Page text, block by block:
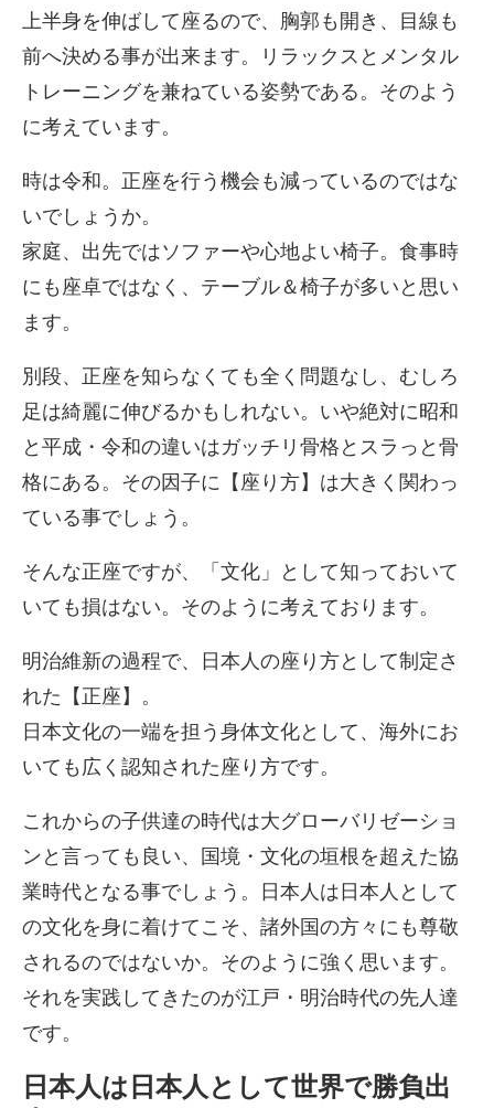
上半身を伸ばして座るので、胸郭も開き、目線も
前へ決める事が出来ます。リラックスとメンタル
トレーニングを兼ねている姿勢である。そのよう
に考えています。
時は令和。正座を行う機会も減っているのではな
いでしょうか。
家庭、出先ではソファーや心地よい椅子。食事時
にも座卓ではなく、テーブル＆椅子が多いと思い
ます。
別段、正座を知らなくても全く問題なし、むしろ
足は綺麗に伸びるかもしれない。いや絶対に昭和
と平成・令和の違いはガッチリ骨格とスラっと骨
格にある。その因子に【座り方】は大きく関わっ
ている事でしょう。
そんな正座ですが、「文化」として知っておいて
いても損はない。そのように考えております。
明治維新の過程で、日本人の座り方として制定さ
れた【正座】。
日本文化の一端を担う身体文化として、海外にお
いても広く認知された座り方です。
これからの子供達の時代は大グローバリゼーショ
ンと言っても良い、国境・文化の垣根を超えた協
業時代となる事でしょう。日本人は日本人として
の文化を身に着けてこそ、諸外国の方々にも尊敬
されるのではないか。そのように強く思います。
それを実践してきたのが江戸・明治時代の先人達
です。
日本人は日本人として世界で勝負出